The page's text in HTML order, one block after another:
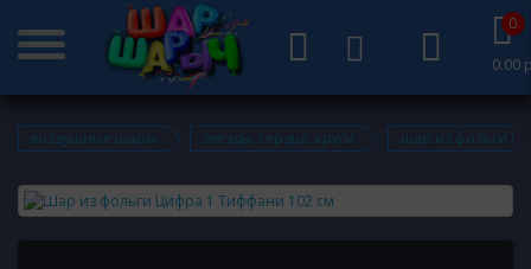
0
0.00
воздушные шары звезды, сердца, круги шар из фольги